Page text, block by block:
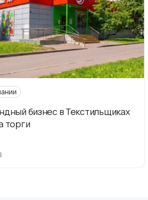
бизнес в Текстильщиках
торги